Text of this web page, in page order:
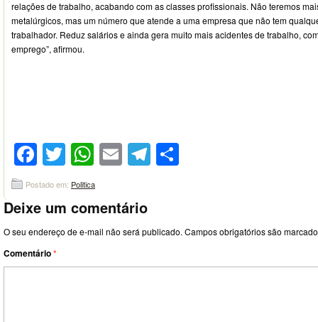
relações de trabalho, acabando com as classes profissionais. Não teremos
metalúrgicos, mas um número que atende a uma empresa que não tem
trabalhador. Reduz salários e ainda gera muito mais acidentes de trabalho,
emprego”, afirmou.
Facebook
Twitter
WhatsApp
EmailTelegram
Postado em: Politica
Deixe um comentário
O seu endereço de e-mail não será publicado. Campos obrigatórios são
Comentário*